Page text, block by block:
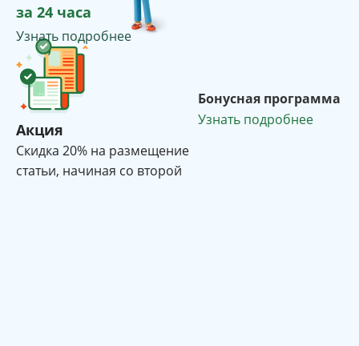
за 24 часа
Узнать подробнее
Акция
Cкидка 20% на размещение
статьи, начиная со второй
Бонусная программа
Узнать подробнее